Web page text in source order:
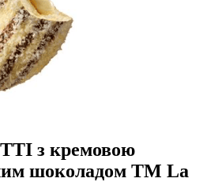
з кремовою
шоколадом ТМ La